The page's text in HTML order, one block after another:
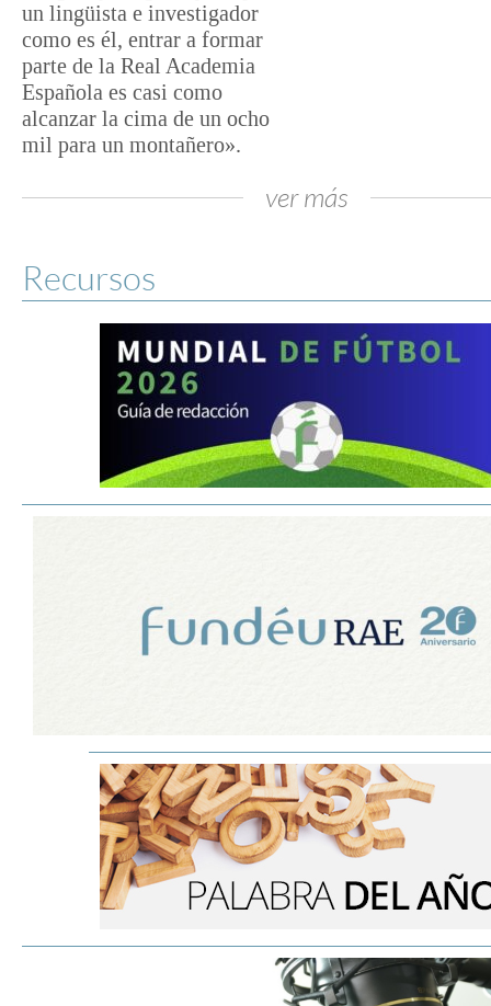
un lingüista e investigador
como es él, entrar a formar
parte de la Real Academia
Española es casi como
alcanzar la cima de un ocho
mil para un montañero».
ver más
Recursos